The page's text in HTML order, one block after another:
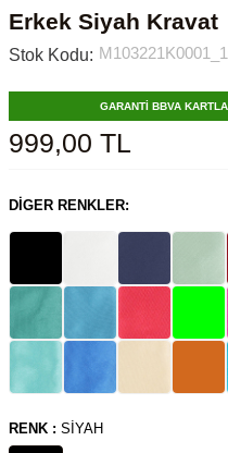
Erkek Siyah Kravat
Stok Kodu:
GARANTİ BBVA
999,00 TL
DIGER RENKLER:
RENK : SIYAH